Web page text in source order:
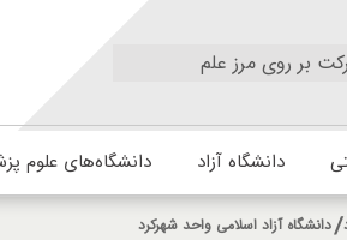
بر روی مرز علم
دانشگاه آزاد دانشگاه‌های علوم
دانشگاه آزاد اسلامی واحد شهرکرد